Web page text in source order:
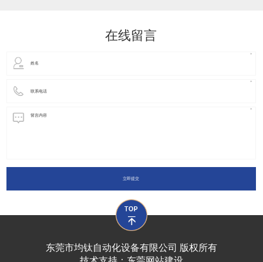
在线留言
立即提交
东莞市均钛自动化设备有限公司 版权所有